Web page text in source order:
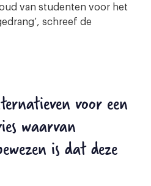
van studenten voor het
schreef de
voor een
waarvan
is dat deze